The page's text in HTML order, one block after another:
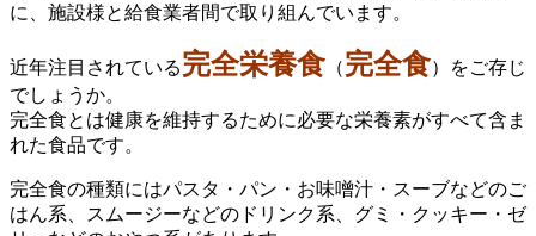
に、施設様と給食業者間で取り組んでいます。
近年注目されている完全栄養食 （完全食）をご存じ
でしょうか。
完全食とは健康を維持するために必要な栄養素がすべて含ま
れた食品です。
完全食の種類にはパスタ・パン・お味噌汁・スーブなどのご
はん系、スムージーなどのドリンク系、グミ・クッキー・ゼ